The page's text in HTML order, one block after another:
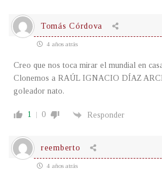
Tomás Córdova
4 años atrás
Creo que nos toca mirar el mundial en
Clonemos a RAÚL IGNACIO DÍAZ
goleador nato.
1 0 Responder
reemberto
4 años atrás